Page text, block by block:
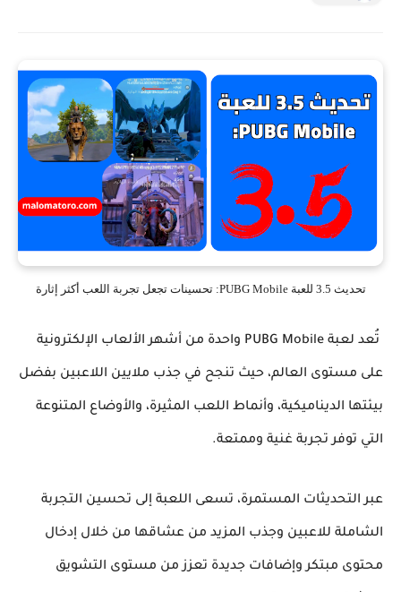
تحديث 3.5 للعبة PUBG Mobile: تحسينات تجعل تجربة اللعب أكثر إثارة
تُعد لعبة PUBG Mobile واحدة من أشهر الألعاب الإلكترونية
على مستوى العالم، حيث تنجح في جذب ملايين اللاعبين بفضل
بيئتها الديناميكية، وأنماط اللعب المثيرة، والأوضاع المتنوعة
التي توفر تجربة غنية وممتعة.
عبر التحديثات المستمرة، تسعى اللعبة إلى تحسين التجربة
الشاملة للاعبين وجذب المزيد من عشاقها من خلال إدخال
محتوى مبتكر وإضافات جديدة تعزز من مستوى التشويق